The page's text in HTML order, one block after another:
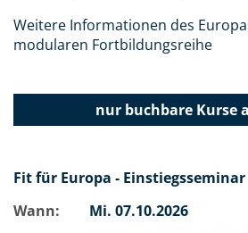
Weitere Informationen des
modularen Fortbildungsreihe
nur buchbareKurse
Fit für Europa - Einstiegsseminar
Wann:
Mi. 07.10.2026